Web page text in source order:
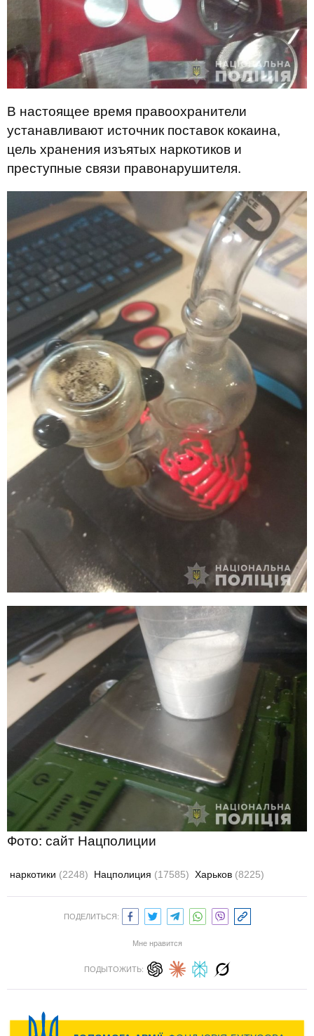
В настоящее время правоохранители
устанавливают источник поставок кокаина,
цель хранения изъятых наркотиков и
преступные связи правонарушителя.
Фото: сайт Нацполиции
наркотики (2248) Нацполиция (17585) Харьков (8225)
ПОДЕЛИТЬСЯ:
Мне нравится
ПОДЫТОЖИТЬ: